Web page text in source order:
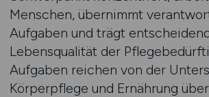
Menschen, übernimmt
Aufgaben und trägt
Lebensqualität der
Aufgaben reichen von der
Körperpflege und Ernährung